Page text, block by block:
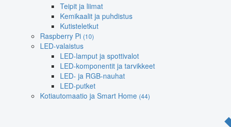
Teipit ja liimat
Kemikaalit ja puhdistus
Kutisteletkut
Raspberry Pi (10)
LED-valaistus
LED-lamput ja spottivalot
LED-komponentit ja tarvikkeet
LED- ja RGB-nauhat
LED-putket
Kotiautomaatio ja Smart Home (44)